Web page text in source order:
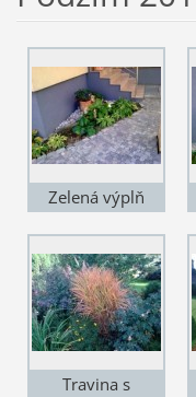
Zelená výplň
Travina s